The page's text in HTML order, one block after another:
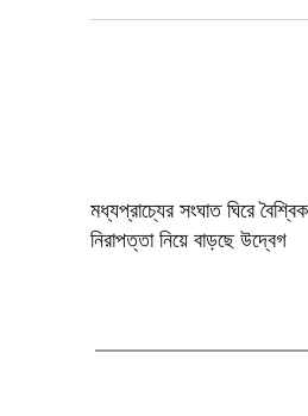
মধ্যপ্রাচ্যের সংঘাত ঘিরে
নিরাপত্তা নিয়ে বাড়ছে উদ্বেগ